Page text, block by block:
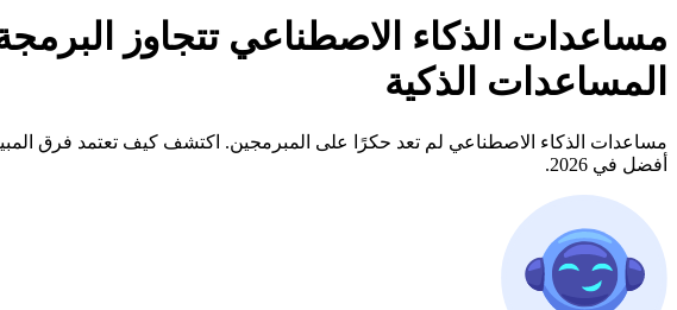
مساعدات الذكاء الاصطناعي تتجاوز
المساعدات الذكية
مساعدات الذكاء الاصطناعي لم تعد حكرًا على المبرمجين. اكتشف كيف تعتمد فرق
أفضل في 2026.